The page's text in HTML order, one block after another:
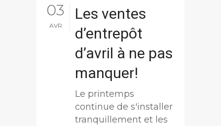
03
AVR
Les ventes
d’entrepôt
d’avril à ne pas
manquer!
Le printemps
continue de s'installer
tranquillement et les